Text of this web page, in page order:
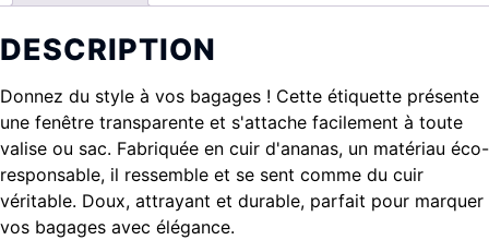
DESCRIPTION
Donnez du style à vos bagages ! Cette étiquette présente
une fenêtre transparente et s'attache facilement à toute
valise ou sac. Fabriquée en cuir d'ananas, un matériau éco-
responsable, il ressemble et se sent comme du cuir
véritable. Doux, attrayant et durable, parfait pour marquer
vos bagages avec élégance.